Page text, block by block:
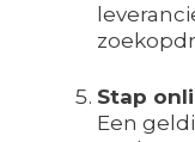
Stap
Een